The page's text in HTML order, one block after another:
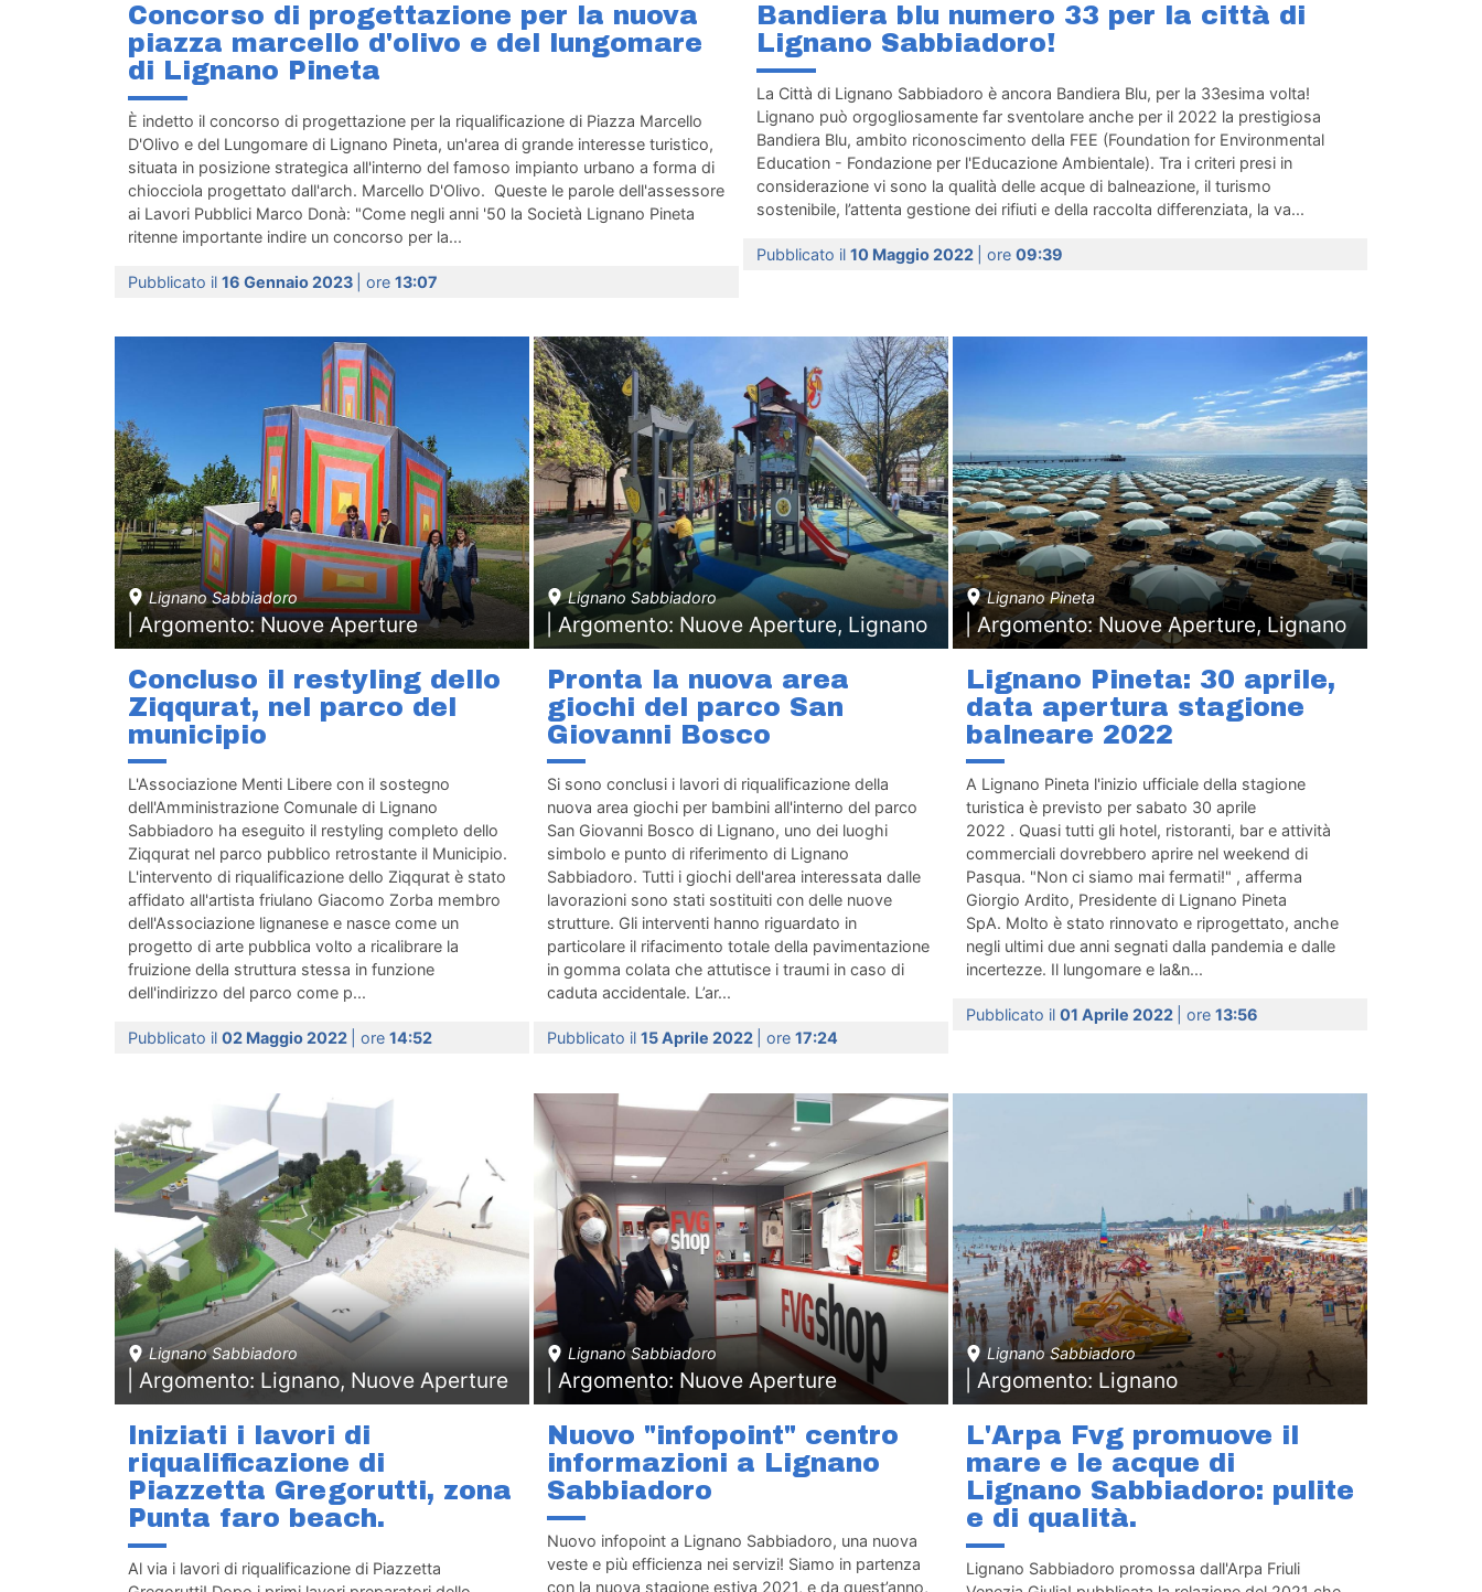
Concorso di progettazione per la nuova
piazza marcello d'olivo e del lungomare
di Lignano Pineta
È indetto il concorso di progettazione per la riqualificazione di Piazza Marcello
D'Olivo e del Lungomare di Lignano Pineta, un'area di grande interesse turistico,
situata in posizione strategica all'interno del famoso impianto urbano a forma di
chiocciola progettato dall'arch. Marcello D'Olivo. Queste le parole dell'assessore
ai Lavori Pubblici Marco Donà: "Come negli anni '50 la Società Lignano Pineta
ritenne importante indire un concorso per la...
Pubblicato il 16 Gennaio 2023 | ore 13:07
Bandiera blu numero 33 per la città di
Lignano Sabbiadoro!
La Città di Lignano Sabbiadoro è ancora Bandiera Blu, per la 33esima volta!
Lignano può orgogliosamente far sventolare anche per il 2022 la prestigiosa
Bandiera Blu, ambito riconoscimento della FEE (Foundation for Environmental
Education - Fondazione per l'Educazione Ambientale). Tra i criteri presi in
considerazione vi sono la qualità delle acque di balneazione, il turismo
sostenibile, l’attenta gestione dei rifiuti e della raccolta differenziata, la va...
Pubblicato il 10 Maggio 2022 | ore 09:39
Lignano Sabbiadoro
| Argomento: Nuove Aperture
Concluso il restyling dello
Ziqqurat, nel parco del
municipio
L'Associazione Menti Libere con il sostegno
dell'Amministrazione Comunale di Lignano
Sabbiadoro ha eseguito il restyling completo dello
Ziqqurat nel parco pubblico retrostante il Municipio.
L'intervento di riqualificazione dello Ziqqurat è stato
affidato all'artista friulano Giacomo Zorba membro
dell'Associazione lignanese e nasce come un
progetto di arte pubblica volto a ricalibrare la
fruizione della struttura stessa in funzione
dell'indirizzo del parco come p...
Pubblicato il 02 Maggio 2022 | ore 14:52
Lignano Sabbiadoro
| Argomento: Nuove Aperture, Lignano
Pronta la nuova area
giochi del parco San
Giovanni Bosco
Si sono conclusi i lavori di riqualificazione della
nuova area giochi per bambini all'interno del parco
San Giovanni Bosco di Lignano, uno dei luoghi
simbolo e punto di riferimento di Lignano
Sabbiadoro. Tutti i giochi dell'area interessata dalle
lavorazioni sono stati sostituiti con delle nuove
strutture. Gli interventi hanno riguardato in
particolare il rifacimento totale della pavimentazione
in gomma colata che attutisce i traumi in caso di
caduta accidentale. L’ar...
Pubblicato il 15 Aprile 2022 | ore 17:24
Lignano Pineta
| Argomento: Nuove Aperture, Lignano
Lignano Pineta: 30 aprile,
data apertura stagione
balneare 2022
A Lignano Pineta l'inizio ufficiale della stagione
turistica è previsto per sabato 30 aprile
2022 . Quasi tutti gli hotel, ristoranti, bar e attività
commerciali dovrebbero aprire nel weekend di
Pasqua. "Non ci siamo mai fermati!" , afferma
Giorgio Ardito, Presidente di Lignano Pineta
SpA. Molto è stato rinnovato e riprogettato, anche
negli ultimi due anni segnati dalla pandemia e dalle
incertezze. Il lungomare e la&n...
Pubblicato il 01 Aprile 2022 | ore 13:56
Lignano Sabbiadoro
| Argomento: Lignano, Nuove Aperture
Iniziati i lavori di
riqualificazione di
Piazzetta Gregorutti, zona
Punta faro beach.
Al via i lavori di riqualificazione di Piazzetta
Lignano Sabbiadoro
| Argomento: Nuove Aperture
Nuovo "infopoint" centro
informazioni a Lignano
Sabbiadoro
Nuovo infopoint a Lignano Sabbiadoro, una nuova
veste e più efficienza nei servizi! Siamo in partenza
con la nuova stagione estiva 2021, e da quest’anno,
Lignano Sabbiadoro
| Argomento: Lignano
L'Arpa Fvg promuove il
mare e le acque di
Lignano Sabbiadoro: pulite
e di qualità.
Lignano Sabbiadoro promossa dall'Arpa Friuli